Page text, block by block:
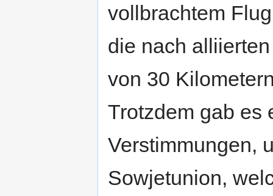
vollbrachtem
die nach
von 30
Trotzdem gab es
Verstimmungen,
Sowjetunion,